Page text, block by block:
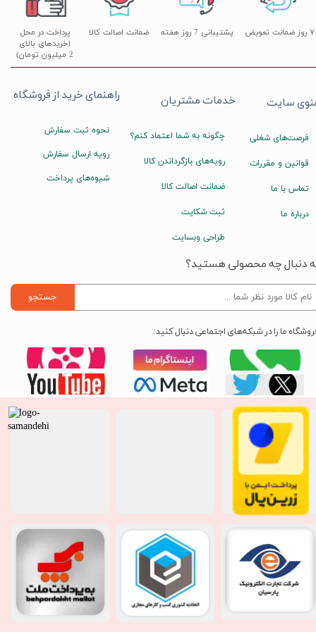
پشتیبانی 7 روز هفته
پرداخت در محل
(خریدهای بالای
2 میلیون تومان)
۷ روز ضمانت تعویض ضمانت اصالت کالا
راهنمای خرید از فروشگاه
نحوه ثبت سفارش
رویه ارسال سفارش
شیوه‌های پرداخت
خدمات مشتریان
چگونه به شما اعتماد کنم؟
رویه‌های بازگرداندن کالا
ضمانت اصالت کالا
ثبت شکایت
طراحی وبسایت
سایت
فرصت‌های شغلی
قوانین و مقررات
تماس با ما
درباره ما
دنبال چه محصولی هستید؟
جستجو
ما را در شبکه‌های اجتماعی دنبال کنید: